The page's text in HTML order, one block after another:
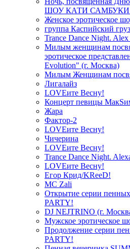
ШОУ КАТИ
Женское эротическое
группа Каспийский груз
Trance Dance Night.
Милым женщинам
эротическое
Evolution" (г. Москва)
Милым Женщинам
Лигалайз
LOVEите Весну!
Концерт певицы
Жара
Фактор-2
LOVEите Весну!
Чичерина
LOVEите Весну!
Trance Dance Night.
LOVEите Весну!
Егор Крид/KReeD!
MC Zali
Открытие серии
PARTY!
DJ NEJTRINO (г.
Мужское эротическое
Продолжение серии
PARTY!